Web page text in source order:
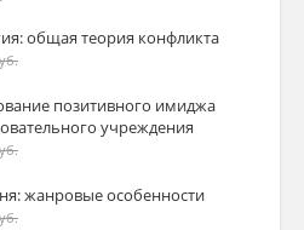
общая теория конфликта
позитивного имиджа
учреждения
жанровые особенности